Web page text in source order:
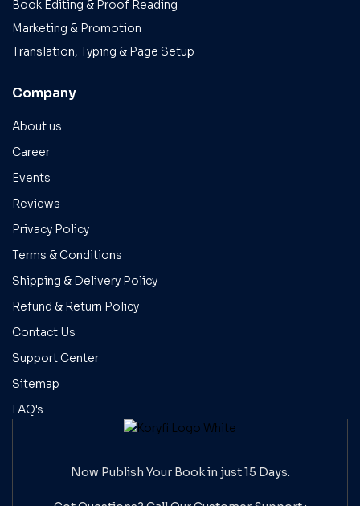
Book Editing & Proof Reading
Marketing & Promotion
Translation, Typing & Page Setup
Company
About us
Career
Events
Reviews
Privacy Policy
Terms & Conditions
Shipping & Delivery Policy
Refund & Return Policy
Contact Us
Support Center
Sitemap
FAQ's
Now Publish Your Book in just 15 Days.